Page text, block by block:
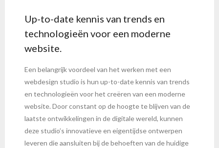
Up-to-date kennis van trends en
technologieën voor een moderne
website.
Een belangrijk voordeel van het werken met een
webdesign studio is hun up-to-date kennis van trends
en technologieën voor het creëren van een moderne
website. Door constant op de hoogte te blijven van de
laatste ontwikkelingen in de digitale wereld, kunnen
deze studio’s innovatieve en eigentijdse ontwerpen
leveren die aansluiten bij de behoeften van de huidige